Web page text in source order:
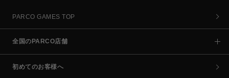
PARCO GAMES TOP
全国のPARCO店舗
初めてのお客様へ